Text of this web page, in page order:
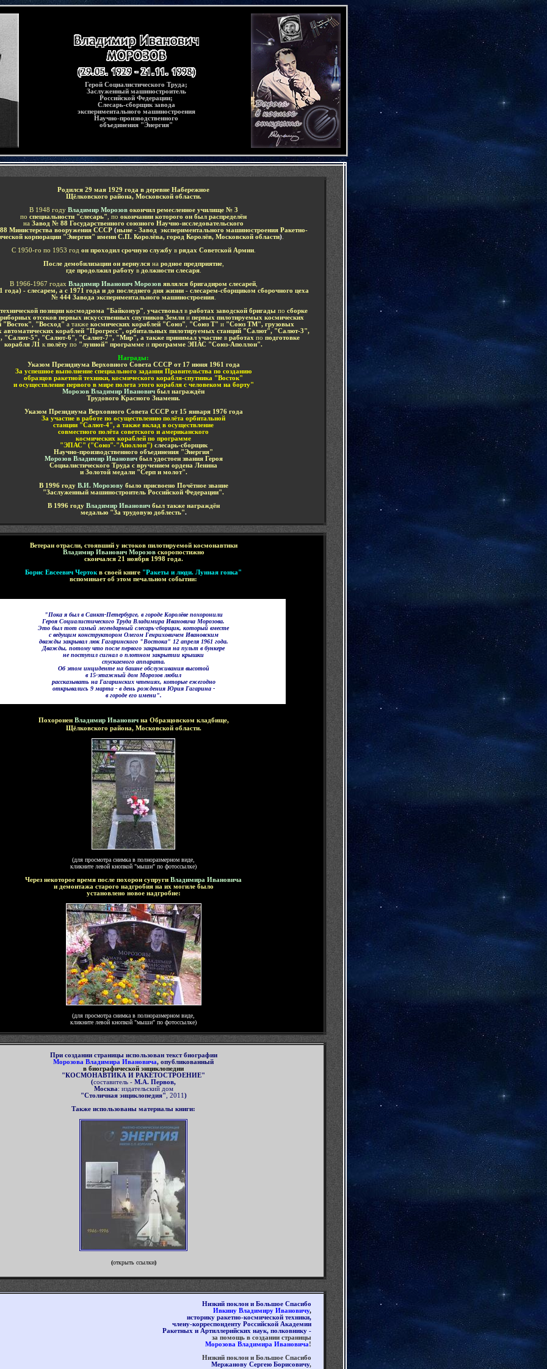
Герой Социалистического Труда;
Заслуженный машиностроитель
Российской Федерации;
Слесарь-сборщик завода
экспериментального машиностроения
Научно-производственного
объединения "Энергия"
-
Родился 29 мая 1929 года в деревне Набережное
Щёлковского района, Московской области.
В 1948 году Владимир Морозов окончил ремесленное училище № 3
по специальности "слесарь" по окончании которого он был распределён
на Завод № 88 Государственного союзного Научно-исследовательского
Министерства вооружения СССР (ныне - Завод экспериментального машиностроения Ракетно-
корпорации "Энергия" имени С.П. Королёва, город Королёв, Московской области)
С 1950-го по 1953 год он проходил срочную службуврядах Советской Армии.
После демобилизации он вернулся на родное предприятие,
где продолжил работув должности слесаря.
В 1966-1967 годах Владимир Иванович Морозовявлялся бригадиром слесарей,
года) - слесарем, а с 1971 года и до последнего дня жизни - слесарем-сборщиком сборочного цеха
№ 444 Завода экспериментального машиностроения.
позиции космодрома "Байконур"
участвовал в работах заводской бригады по сборке
отсеков первых искусственных спутников Землии первых пилотируемых космических
"Восток" "Восход" а также космических кораблей "Союз" "Союз Т" и "Союз ТМ", грузовых
автоматических кораблей "Прогресс", орбитальных пилотируемых станций "Салют", "Салют-3",
"Салют-5", "Салют-6", "Салют-7", "Мир", а также принимал участие в работах по подготовке
корабля Л1 к полёту по "лунной" программе и программе ЭПАС "Союз-Аполлон".
Награды:
Указом Президиума Верховного Совета СССР от 17 июня 1961 года
За успешное выполнение специального задания Правительства по созданию
образцов ракетной техники, космического корабля-спутника "Восток"
и осуществление первого в мире полета этого корабля с человеком на борту"
Морозов Владимир Иванович был награждён
Трудового Красного Знамени.
Указом Президиума Верховного Совета СССР от15 января 1976года
За участие в работе по осуществлению полёта орбитальной
станции "Салют-4", а также вклад в осуществление
совместного полёта советского и американского
космических кораблей по программе
"ЭПАС" ("Союз"-"Аполлон") слесарь-сборщик
Научно-производственного объединения "Энергия"
Морозов Владимир Иванович был удостоен звания Героя
Социалистического Труда с вручением ордена Ленина
и Золотой медали "Серп и молот".
В 1996 году В.И. Морозовубыло присвоено Почётное звание
"Заслуженный машиностроитель Российской Федерации".
В 1996 году Владимир Ивановичбыл также награждён
медалью "За трудовую доблесть".
Ветеран отрасли, стоявший у истоков пилотируемой космонавтики
Владимир Иванович Морозов скоропостижно
скончался 21 ноября1998 года.
Борис Евсеевич Черток в своей книге "Ракеты и люди. Лунная гонка"
вспоминает об этом печальном событии:
"Пока я был в Санкт-Петербурге, в городе Королёве похоронили
Героя Социалистического Труда Владимира Ивановича Морозова.
Это был тот самый легендарный слесарь-сборщик, который вместе
с ведущим конструктором Олегом Генриховичем Ивановским
дважды закрывал люк Гагаринского "Востока" 12 апреля 1961 года.
Дважды, потому что после первого закрытия на пульт в бункере
не поступил сигнал о плотном закрытии крышки
спускаемого аппарата.
Об этом инциденте на башне обслуживания высотой
в 15-этажный дом Морозов любил
рассказывать на Гагаринских чтениях, которые ежегодно
открывались 9 марта - в день рождения Юрия Гагарина -
в городе его имени".
Похоронен Владимир Иванович на Образцовском кладбище,
Щёлковского района, Московской области.
(для просмотра снимка в полноразмерном виде,
кликните левой кнопкой "мыши" по фотоссылке)
Через некоторое время после похорон супруги Владимира Ивановича
и демонтажа старого надгробия на их могиле было
установлено новое надгробие:
(для просмотра снимка в полноразмерном виде,
кликните левой кнопкой "мыши" по фотоссылке)
При создании страницы использовантекст биографии
Морозова Владимира Ивановича, опубликованный
в биографической энциклопедии
"КОСМОНАВТИКА И РАКЕТОСТРОЕНИЕ"
(составитель - М.А. Первов,
Москва: издательский дом
"Столичная энциклопедия" , 2011 )
Также использованы материалы книги:
(открыть ссылки)
Низкий поклон и Большое Спасибо
Ивкину Владимиру Ивановичу,
историку ракетно-космической техники,
члену-корреспонденту Российской Академии
Ракетных и Артиллерийских наук, полковнику -
за помощь в создании страницы
Морозова Владимира Ивановича!
Низкий поклон и Большое Спасибо
Мержанову Сергею Борисовичу,